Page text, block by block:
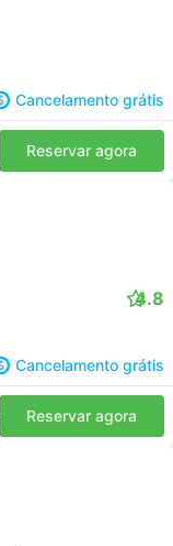
Cancelamento grátis
Reservar agora
4.8
Cancelamento grátis
Reservar agora